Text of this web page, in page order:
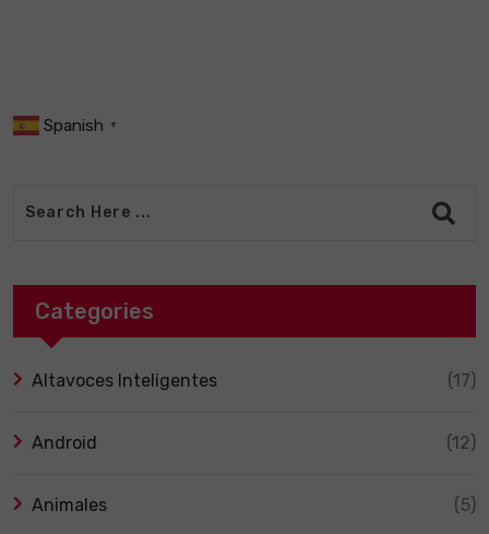
Spanish ▼
Categories
Altavoces Inteligentes (17)
Android (12)
Animales (5)